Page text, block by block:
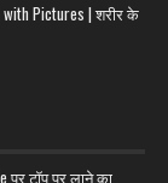
with Pictures | शरीर के
पर टॉप पर लाने का